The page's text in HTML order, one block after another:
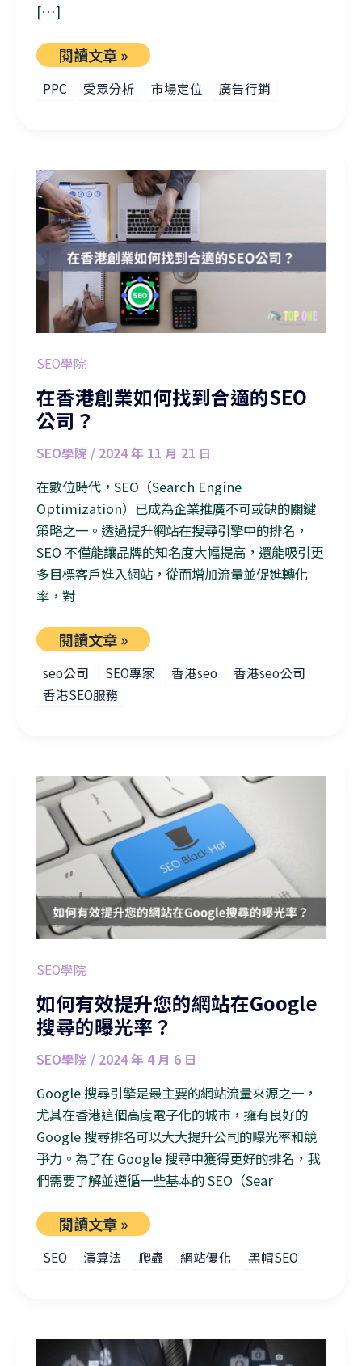
[…]
閱讀文章 »
PPC 受眾分析 市場定位 廣告行銷
SEO學院
在香港創業如何找到合適的SEO
公司？
SEO學院 / 2024 年 11 月 21 日
在數位時代，SEO（Search Engine
Optimization）已成為企業推廣不可或缺的關鍵
策略之一。透過提升網站在搜尋引擎中的排名，
SEO 不僅能讓品牌的知名度大幅提高，還能吸引更
多目標客戶進入網站，從而增加流量並促進轉化
率，對
在香港創業如何找到合適的SEO公司？
閱讀文章 »
seo公司 SEO專家 香港seo
香港seo公司
香港SEO服務
SEO學院
如何有效提升您的網站在Google
搜尋的曝光率？
SEO學院 / 2024 年 4 月 6 日
Google 搜尋引擎是最主要的網站流量來源之一，
尤其在香港這個高度電子化的城市，擁有良好的
Google 搜尋排名可以大大提升公司的曝光率和競
爭力。為了在 Google 搜尋中獲得更好的排名，我
們需要了解並遵循一些基本的 SEO（Sear
如何有效提升您的網站在Google搜尋的曝光率？
閱讀文章 »
SEO 演算法 爬蟲 網站優化 黑帽SEO
配合Google演算法：香港YMYL網站的SEO優化秘笈